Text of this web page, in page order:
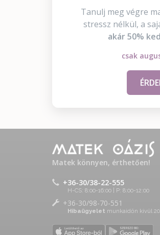
Tanulj meg végre
stressz nélkül, a
akár 50%
csak
Matek könnyen, érthetően!
+36-30/38-22-555
H-CS: 8:00-16:00 | P: 8:00-12:00
+36-30/98-70-551
Hibaügyelet munkaidőn kívül